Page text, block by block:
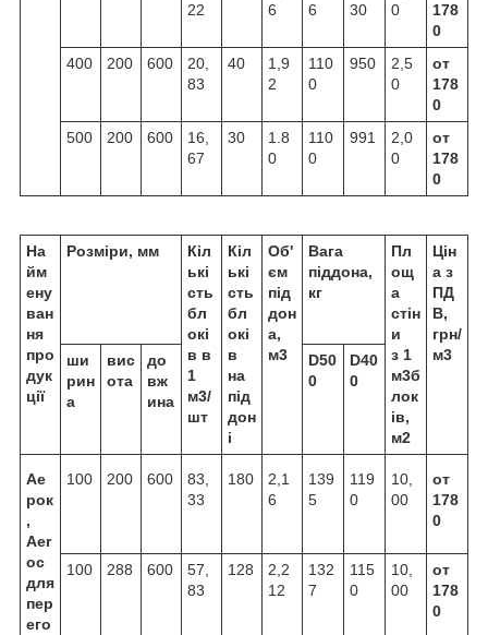
22
6
6
30
0
178
0
400
200 600
20,
83
40
1,9
2
110
0
950
2,5
0
от
178
0
500
200 600
16,
67
30
1.8
0
110
0
991
2,0
0
от
178
0
На
йм
ену
ван
ня
про
дук
ції
Розміри, мм
Кіл
ькі
сть
бл
окі
в в
1
м3/
шт
Кіл
ькі
сть
бл
окі
в
на
під
дон
і
Об'
єм
під
дон
а,
м3
Вага
піддона,
кг
Пл
ощ
а
стін
и
з 1
м3б
лок
ів,
м2
Цін
а з
ПД
В,
грн/
м3
ши
рин
а
вис
ота
до
вж
ина
D50
0
D40
0
Ае
рок
,
Aer
oc
для
пер
его
100 200 600
83,
33
180
2,1
6
139
5
119
0
10,
00
от
178
0
100 288 600
57,
83
128
2,2
12
132
7
115
0
10,
00
от
178
0